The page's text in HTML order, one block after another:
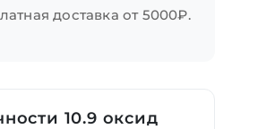
доставка от 5000₽.
10.9 оксид